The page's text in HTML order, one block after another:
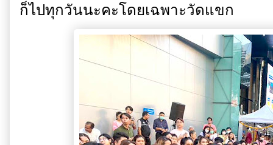
ก็ไปทุกวันนะคะโดยเฉพาะวัดแขก